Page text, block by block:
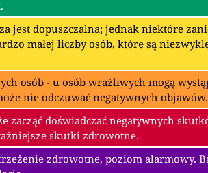
jest dopuszczalna; jednak niektóre
małej liczby osób, które są
osób - u osób wrażliwych mogą
nie odczuwać negatywnych objawów.
zacząć doświadczać negatywnych
skutki zdrowotne.
zdrowotne, poziom alarmowy.